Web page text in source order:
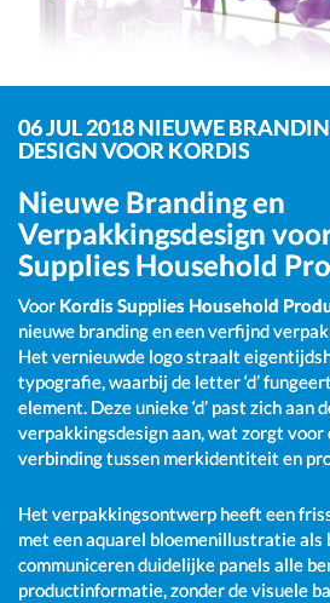
06 JUL 2018NIEUWE
DESIGN VOOR KORDIS
Nieuwe Branding en
Verpakkingsdesign
Supplies Household
Voor Kordis Supplies Household
nieuwe branding en een verfijnd
Het vernieuwde logo straalt
typografie, waarbij de letter ‘d’
element. Deze unieke ‘d’ past zich aan
verpakkingsdesign aan, wat zorgt voor
verbinding tussen merkidentiteit en
Het verpakkingsontwerp heeft een
met een aquarel bloemenillustratie als
communiceren duidelijke panels alle
productinformatie, zonder de visuele